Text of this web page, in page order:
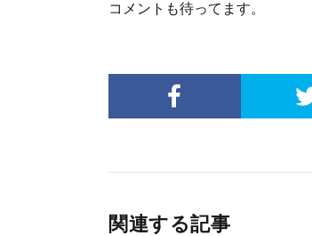
コメントも待ってます。
関連する記事